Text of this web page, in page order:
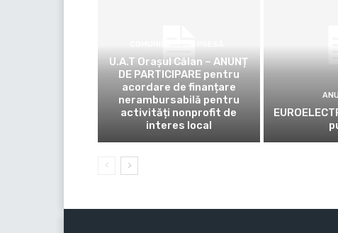
U.A.T Orașul Călan – ANUNȚ
DE PARTICIPARE pentru
acordare de finanțare
nerambursabilă pentru
activități nonprofit de
interes local